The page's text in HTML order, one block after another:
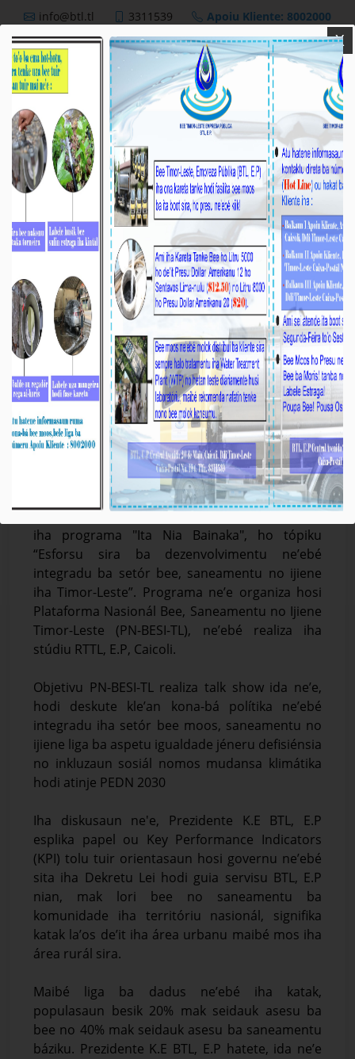
info@btl.tl 3311539 Apoiu Kliente: 8002000
BTL,E.P
Nutisia
Prezidente K.E BTL, E.P Partisipa Diskusaun
iha Programa “Ita Nia Bainaka” iha RTTL, E.P
Média_BTL, E.P 27-Agostu-2024
Díli, 27/08/2024, Prezidente Komisaun Ezekutiva
(KE) Bee Timor-Leste, Empreza Públika (BTL, E.P),
Eng. Carlos Peloi dos Reis, partisipa diskusaun
iha programa "Ita Nia Bainaka", ho tópiku
“Esforsu sira ba dezenvolvimentu ne’ebé
integradu ba setór bee, saneamentu no ijiene
iha Timor-Leste”. Programa ne’e organiza hosi
Plataforma Nasionál Bee, Saneamentu no Ijiene
Timor-Leste (PN-BESI-TL), ne’ebé realiza iha
stúdiu RTTL, E.P, Caicoli.
Objetivu PN-BESI-TL realiza talk show ida ne’e,
hodi deskute kle’an kona-bá polítika ne’ebé
integradu iha setór bee moos, saneamentu no
ijiene liga ba aspetu igualdade jéneru defisiénsia
no inkluzaun sosiál nomos mudansa klimátika
hodi atinje PEDN 2030
Iha diskusaun ne'e, Prezidente K.E BTL, E.P
esplika papel ou Key Performance Indicators
(KPI) tolu tuir orientasaun hosi governu ne’ebé
sita iha Dekretu Lei hodi guia servisu BTL, E.P
nian, mak lori bee no saneamentu ba
komunidade iha territóriu nasionál, signifika
katak la’os de’it iha área urbanu maibé mos iha
área rurál sira.
Maibé liga ba dadus ne’ebé iha katak,
populasaun besik 20% mak seidauk asesu ba
bee no 40% mak seidauk asesu ba saneamentu
báziku. Prezidente K.E BTL, E.P hatete, ida ne’e
X